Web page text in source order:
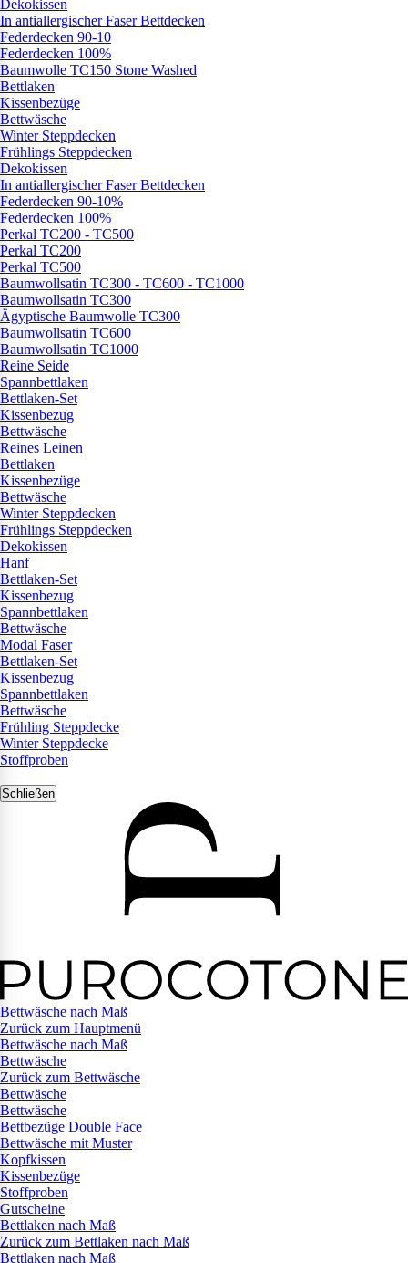
Dekokissen
In antiallergischer Faser Bettdecken
Federdecken 90-10
Federdecken 100%
Baumwolle TC150 Stone Washed
Bettlaken
Kissenbezüge
Bettwäsche
Winter Steppdecken
Frühlings Steppdecken
Dekokissen
In antiallergischer Faser Bettdecken
Federdecken 90-10%
Federdecken 100%
Perkal TC200 - TC500
Perkal TC200
Perkal TC500
Baumwollsatin TC300 - TC600 - TC1000
Baumwollsatin TC300
Ägyptische Baumwolle TC300
Baumwollsatin TC600
Baumwollsatin TC1000
Reine Seide
Spannbettlaken
Bettlaken-Set
Kissenbezug
Bettwäsche
Reines Leinen
Bettlaken
Kissenbezüge
Bettwäsche
Winter Steppdecken
Frühlings Steppdecken
Dekokissen
Hanf
Bettlaken-Set
Kissenbezug
Spannbettlaken
Bettwäsche
Modal Faser
Bettlaken-Set
Kissenbezug
Spannbettlaken
Bettwäsche
Frühling Steppdecke
Winter Steppdecke
Stoffproben
Schließen
Bettwäsche nach Maß
Zurück zum Hauptmenü
Bettwäsche nach Maß
Bettwäsche
Zurück zum Bettwäsche
Bettwäsche
Bettwäsche
Bettbezüge Double Face
Bettwäsche mit Muster
Kopfkissen
Kissenbezüge
Stoffproben
Gutscheine
Bettlaken nach Maß
Zurück zum Bettlaken nach Maß
Bettlaken nach Maß